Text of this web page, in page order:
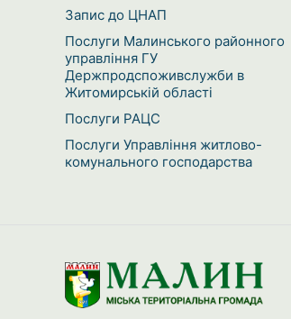
Запис до ЦНАП
Послуги Малинського районного
управління ГУ
Держпродспоживслужби в
Житомирській області
Послуги РАЦС
Послуги Управління житлово-
комунального господарства